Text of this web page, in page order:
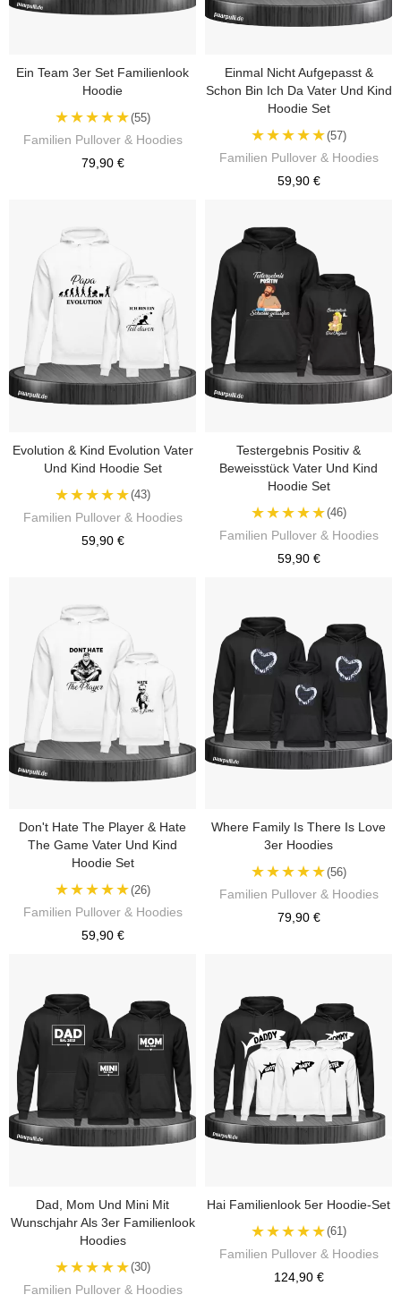
Ein Team 3er Set Familienlook
Hoodie
★★★★★(55)
Familien Pullover & Hoodies
79,90 €
Einmal Nicht Aufgepasst &
Schon Bin Ich Da Vater Und Kind
Hoodie Set
★★★★★(57)
Familien Pullover & Hoodies
59,90 €
Evolution & Kind Evolution Vater
Und Kind Hoodie Set
★★★★★(43)
Familien Pullover & Hoodies
59,90 €
Testergebnis Positiv &
Beweisstück Vater Und Kind
Hoodie Set
★★★★★(46)
Familien Pullover & Hoodies
59,90 €
Don't Hate The Player & Hate
The Game Vater Und Kind
Hoodie Set
★★★★★(26)
Familien Pullover & Hoodies
59,90 €
Where Family Is There Is Love
3er Hoodies
★★★★★(56)
Familien Pullover & Hoodies
79,90 €
Dad, Mom Und Mini Mit
Wunschjahr Als 3er Familienlook
Hoodies
★★★★★(30)
Familien Pullover & Hoodies
Hai Familienlook 5er Hoodie-Set
★★★★★(61)
Familien Pullover & Hoodies
124,90 €